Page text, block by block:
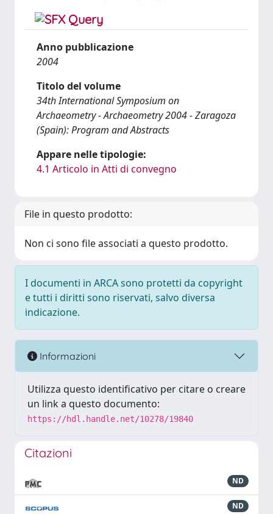
Anno pubblicazione
2004
Titolo del volume
34th International Symposium on
Archaeometry - Archaeometry 2004 - Zaragoza
(Spain): Program and Abstracts
Appare nelle tipologie:
4.1 Articolo in Atti di convegno
File in questo prodotto:
Non ci sono file associati a questo prodotto.
I documenti in ARCA sono protetti da copyright
e tutti i diritti sono riservati, salvo diversa
indicazione.
Informazioni
Utilizza questo identificativo per citare o creare
un link a questo documento:
https://hdl.handle.net/10278/19840
Citazioni
ND
ND